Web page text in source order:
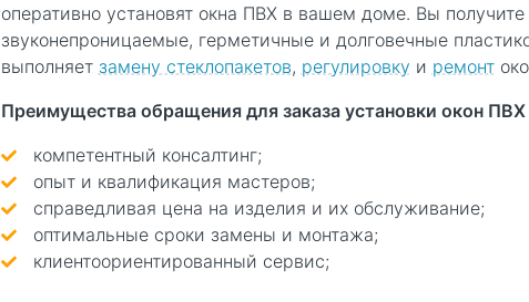
оперативно установят окна ПВХ в вашем доме. Вы
звуконепроницаемые, герметичные и долговечные
выполняет замену стеклопакетов, регулировку и ремонт
Преимущества обращения для заказа установки окон ПВХ
компетентный консалтинг;
опыт и квалификация мастеров;
справедливая цена на изделия и их обслуживание;
оптимальные сроки замены и монтажа;
клиентоориентированный сервис;